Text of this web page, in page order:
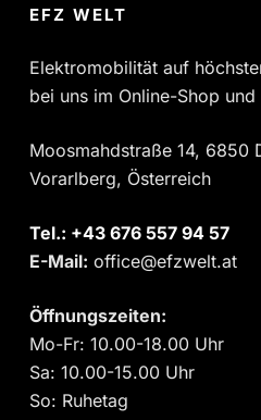
EFZ WELT
Elektromobilität auf
bei uns im Online-Shop
Moosmahdstraße 14, 6850
Vorarlberg, Österreich
Tel.: ‎+43 676 557 94 57
E-Mail: office@efzwelt.at
Öffnungszeiten:
Mo-Fr: 10.00-18.00 Uhr
Sa: 10.00-15.00 Uhr
So: Ruhetag